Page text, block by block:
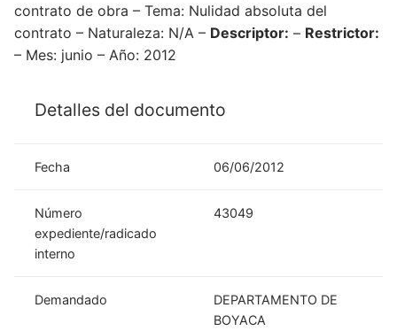
contrato de obra – Tema: Nulidad absoluta del
contrato – Naturaleza: N/A – Descriptor: – Restrictor:
– Mes: junio – Año: 2012
Detalles del documento
Fecha 06/06/2012
Número
expediente/radicado
interno
43049
Demandado
DEPARTAMENTO DE
BOYACA